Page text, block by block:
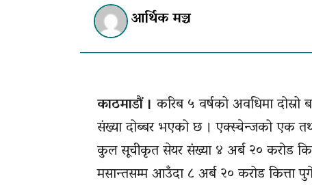
आर्थिक मञ्च
काठमाडौं । करिब ५ वर्षको अवधिमा
संख्या दोब्बर भएको छ । एक्स्चेन्जको एक
कुल सूचीकृत सेयर संख्या ४ अर्ब २० करोड
मसान्तसम्म आउँदा ८ अर्ब २० करोड कित्ता